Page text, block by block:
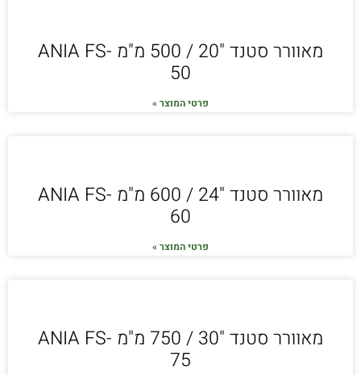
מאוורר סטנד "20 / 500 מ"מ ANIA FS-
50
פרטי המוצר »
מאוורר סטנד "24 / 600 מ"מ ANIA FS-
60
פרטי המוצר »
מאוורר סטנד "30 / 750 מ"מ ANIA FS-
75